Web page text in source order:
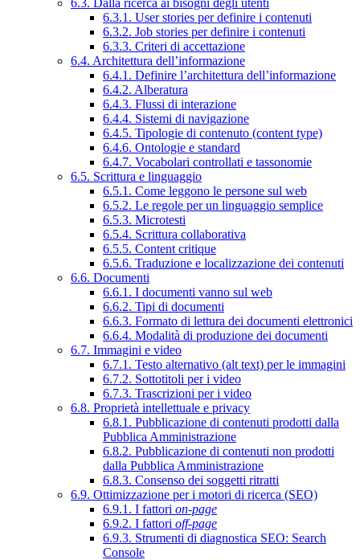
6.3.1. User stories per definire i contenuti
6.3.2. Job stories per definire i contenuti
6.3.3. Criteri di accettazione
6.4. Architettura dell’informazione
6.4.1. Definire l’architettura dell’informazione
6.4.2. Alberatura
6.4.3. Flussi di interazione
6.4.4. Sistemi di navigazione
6.4.5. Tipologie di contenuto (content type)
6.4.6. Ontologie e standard
6.4.7. Vocabolari controllati e tassonomie
6.5. Scrittura e linguaggio
6.5.1. Come leggono le persone sul web
6.5.2. Le regole per un linguaggio semplice
6.5.3. Microtesti
6.5.4. Scrittura collaborativa
6.5.5. Content critique
6.5.6. Traduzione e localizzazione dei contenuti
6.6. Documenti
6.6.1. I documenti vanno sul web
6.6.2. Tipi di documenti
6.6.3. Formato di lettura dei documenti elettronici
6.6.4. Modalità di produzione dei documenti
6.7. Immagini e video
6.7.1. Testo alternativo (alt text) per le immagini
6.7.2. Sottotitoli per i video
6.7.3. Trascrizioni per i video
6.8. Proprietà intellettuale e privacy
6.8.1. Pubblicazione di contenuti prodotti dalla
Pubblica Amministrazione
6.8.2. Pubblicazione di contenuti non prodotti
dalla Pubblica Amministrazione
6.8.3. Consenso dei soggetti ritratti
6.9. Ottimizzazione per i motori di ricerca (SEO)
6.9.1. I fattori on-page
6.9.2. I fattori off-page
6.9.3. Strumenti di diagnostica SEO: Search
Console